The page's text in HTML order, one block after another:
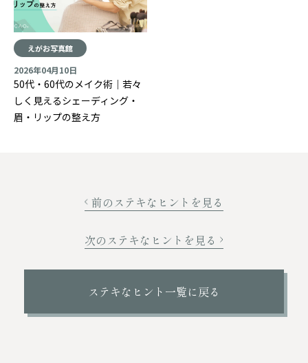
えがお写真館
2026年04月10日
50代・60代のメイク術｜若々
しく見えるシェーディング・
眉・リップの整え方
前のステキなヒントを見る
次のステキなヒントを見る
ステキなヒント一覧に戻る